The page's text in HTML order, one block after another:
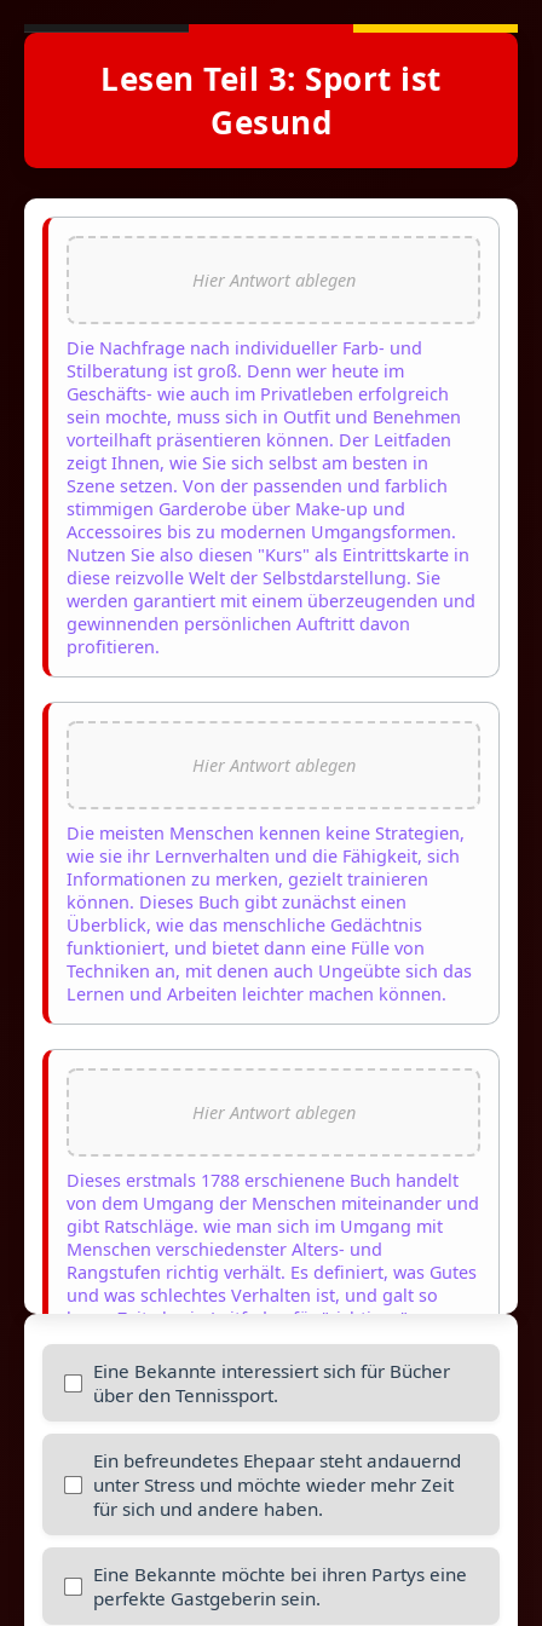
Lesen Teil 3: Sport ist
Gesund
Die Nachfrage nach individueller Farb- und
Stilberatung ist groß. Denn wer heute im
Geschäfts- wie auch im Privatleben erfolgreich
sein mochte, muss sich in Outfit und Benehmen
vorteilhaft präsentieren können. Der Leitfaden
zeigt Ihnen, wie Sie sich selbst am besten in
Szene setzen. Von der passenden und farblich
stimmigen Garderobe über Make-up und
Accessoires bis zu modernen Umgangsformen.
Nutzen Sie also diesen "Kurs" als Eintrittskarte in
diese reizvolle Welt der Selbstdarstellung. Sie
werden garantiert mit einem überzeugenden und
gewinnenden persönlichen Auftritt davon
profitieren.
Die meisten Menschen kennen keine Strategien,
wie sie ihr Lernverhalten und die Fähigkeit, sich
Informationen zu merken, gezielt trainieren
können. Dieses Buch gibt zunächst einen
Überblick, wie das menschliche Gedächtnis
funktioniert, und bietet dann eine Fülle von
Techniken an, mit denen auch Ungeübte sich das
Lernen und Arbeiten leichter machen können.
Dieses erstmals 1788 erschienene Buch handelt
von dem Umgang der Menschen miteinander und
gibt Ratschläge. wie man sich im Umgang mit
Menschen verschiedenster Alters- und
Rangstufen richtig verhält. Es definiert, was Gutes
und was schlechtes Verhalten ist, und galt so
lange Zeit als ein Leitfaden für "richtiges"
Benehmen.
Spiel, das sich im Kopf abspielt. Er zeigt, wie jeder
sein Leben frei von Angst und mit Eleganz spielen
kann, ohne in Selbstzweifel oder
Eine Bekannte interessiert sich für Bücher
über den Tennissport.
Ein befreundetes Ehepaar steht andauernd
unter Stress und möchte wieder mehr Zeit
für sich und andere haben.
Eine Bekannte möchte bei ihren Partys eine
perfekte Gastgeberin sein.